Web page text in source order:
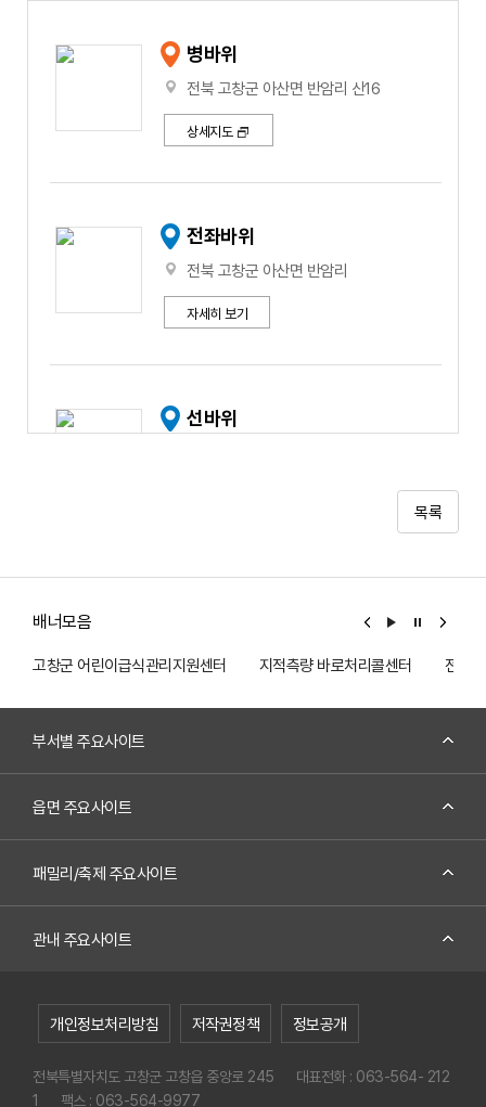
병바위
전북 고창군 아산면 반암리 산16
상세지도
전좌바위
전북 고창군 아산면 반암리
자세히 보기
선바위
전북 고창군 아산면 인천강서길 418-7
자세히 보기
할매바위 클라이밍
자세히 보기
목록
배너모음
고창군 어린이급식관리지원센터 지적측량 바로처리콜센터 전기
부서별 주요사이트
읍면 주요사이트
패밀리/축제 주요사이트
관내 주요사이트
개인정보처리방침 저작권정책 정보공개
전북특별자치도 고창군 고창읍 중앙로 245
대표전화 : 063-564- 212
1
팩스 : 063-564-9977